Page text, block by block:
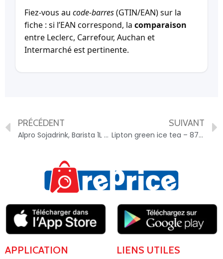
Fiez-vous au code-barres(GTIN/EAN) sur la
fiche : si l’EAN correspond, la comparaison
entre Leclerc, Carrefour, Auchan et
Intermarché est pertinente.
PRÉCÉDENT
Alpro Sojadrink, Barista 1L – 5411188115434
SUIVANT
Lipton green ice tea – 8711200450268
APPLICATION LIENS UTILES